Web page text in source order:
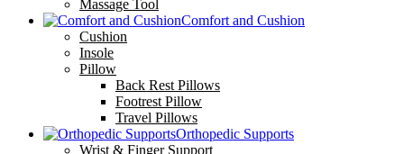
Massage Tool
Comfort and Cushion
Cushion
Insole
Pillow
Back Rest Pillows
Footrest Pillow
Travel Pillows
Orthopedic Supports
Wrist & Finger Support